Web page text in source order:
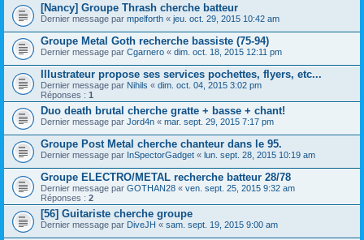
[Nancy] Groupe Thrash cherche batteur
Dernier message par mpelforth « jeu. oct. 29, 2015 10:42 am
Groupe Metal Goth recherche bassiste (75-94)
Dernier message par Cgarnero « dim. oct. 18, 2015 12:11 pm
Illustrateur propose ses services pochettes, flyers, etc...
Dernier message par Nihils « dim. oct. 04, 2015 3:02 pm
Réponses : 1
Duo death brutal cherche gratte + basse + chant!
Dernier message par Jord4n « mar. sept. 29, 2015 7:17 pm
Groupe Post Metal cherche chanteur dans le 95.
Dernier message par InSpectorGadget « lun. sept. 28, 2015 10:19 am
Groupe ELECTRO/METAL recherche batteur 28/78
Dernier message par GOTHAN28 « ven. sept. 25, 2015 9:32 am
Réponses : 2
[56] Guitariste cherche groupe
Dernier message par DiveJH « sam. sept. 19, 2015 9:00 am